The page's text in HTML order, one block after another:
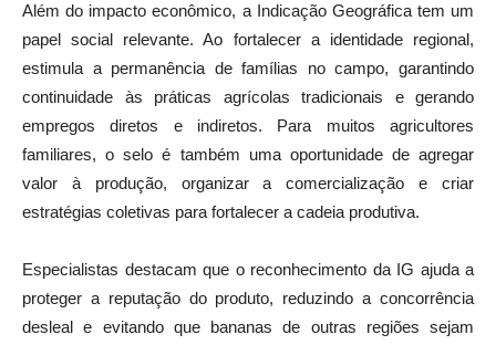
Além do impacto econômico, a Indicação Geográfica tem um
papel social relevante. Ao fortalecer a identidade regional,
estimula a permanência de famílias no campo, garantindo
continuidade às práticas agrícolas tradicionais e gerando
empregos diretos e indiretos. Para muitos agricultores
familiares, o selo é também uma oportunidade de agregar
valor à produção, organizar a comercialização e criar
estratégias coletivas para fortalecer a cadeia produtiva.
Especialistas destacam que o reconhecimento da IG ajuda a
proteger a reputação do produto, reduzindo a concorrência
desleal e evitando que bananas de outras regiões sejam